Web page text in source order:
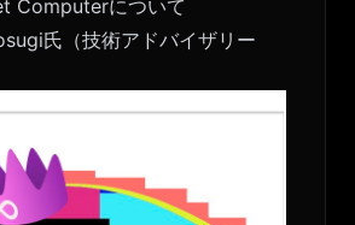
Computerについて
氏（技術アドバイザリー